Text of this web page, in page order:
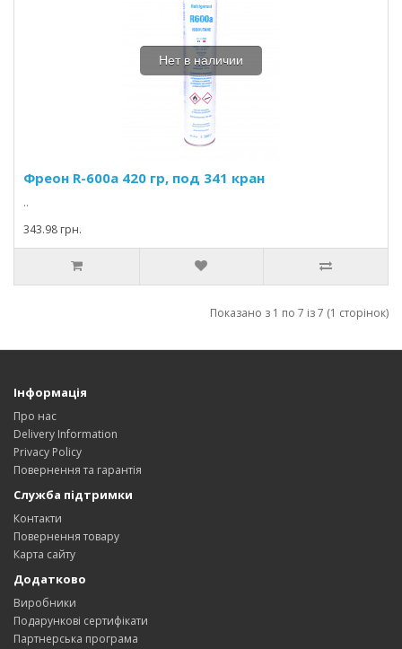
Нет в наличии
Фреон R-600а 420 гр, под 341 кран
..
343.98 грн.
Показано з 1 по 7 із 7 (1 сторінок)
Інформація
Про нас
Delivery Information
Privacy Policy
Повернення та гарантія
Служба підтримки
Контакти
Повернення товару
Карта сайту
Додатково
Виробники
Подарункові сертифікати
Партнерська програма